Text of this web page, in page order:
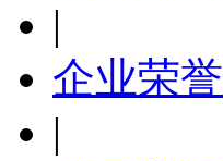
|
企业荣誉
|